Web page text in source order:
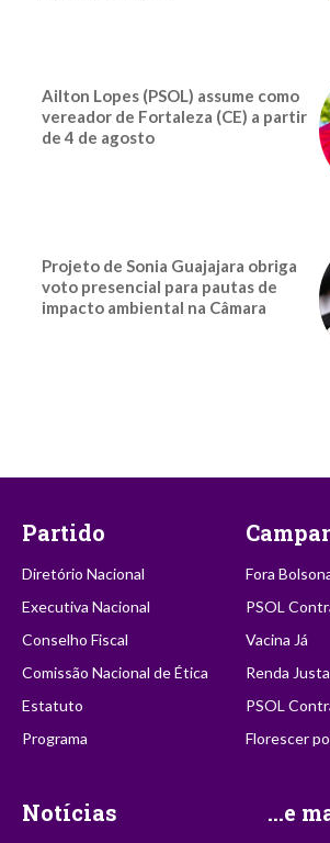
Ailton Lopes (PSOL) assume como
vereador de Fortaleza (CE) a partir
de 4 de agosto
Projeto de Sonia Guajajara obriga
voto presencial para pautas de
impacto ambiental na Câmara
Partido
Diretório Nacional
Executiva Nacional
Conselho Fiscal
Comissão Nacional de Ética
Estatuto
Programa
Fora
PSOL
Vacina Já
Renda Justa
PSOL
Florescer
Notícias ...e